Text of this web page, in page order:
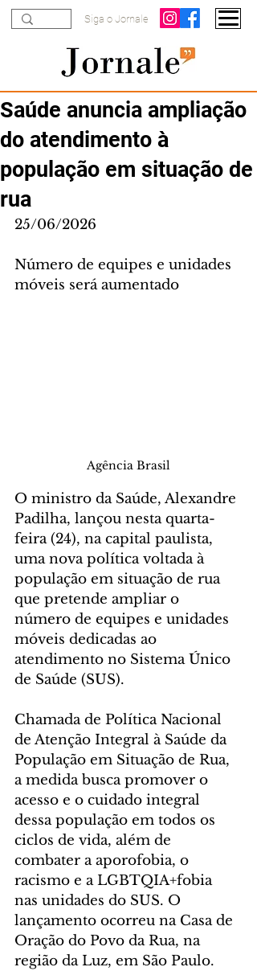
Siga o Jornale
Saúde anuncia ampliação
do atendimento à
população em situação de
rua
25/06/2026
Número de equipes e unidades
móveis será aumentado
Agência Brasil
O ministro da Saúde, Alexandre
Padilha, lançou nesta quarta-
feira (24), na capital paulista,
uma nova política voltada à
população em situação de rua
que pretende ampliar o
número de equipes e unidades
móveis dedicadas ao
atendimento no Sistema Único
de Saúde (SUS).
Chamada de Política Nacional
de Atenção Integral à Saúde da
População em Situação de Rua,
a medida busca promover o
acesso e o cuidado integral
dessa população em todos os
ciclos de vida, além de
combater a aporofobia, o
racismo e a LGBTQIA+fobia
nas unidades do SUS. O
lançamento ocorreu na Casa de
Oração do Povo da Rua, na
região da Luz, em São Paulo.